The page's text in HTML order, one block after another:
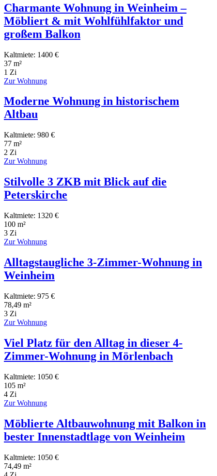
Charmante Wohnung in Weinheim –
Möbliert & mit Wohlfühlfaktor und
großem Balkon
Kaltmiete: 1400 €
37 m²
1 Zi
Zur Wohnung
Moderne Wohnung in historischem
Altbau
Kaltmiete: 980 €
77 m²
2 Zi
Zur Wohnung
Stilvolle 3 ZKB mit Blick auf die
Peterskirche
Kaltmiete: 1320 €
100 m²
3 Zi
Zur Wohnung
Alltagstaugliche 3-Zimmer-Wohnung in
Weinheim
Kaltmiete: 975 €
78,49 m²
3 Zi
Zur Wohnung
Viel Platz für den Alltag in dieser 4-
Zimmer-Wohnung in Mörlenbach
Kaltmiete: 1050 €
105 m²
4 Zi
Zur Wohnung
Möblierte Altbauwohnung mit Balkon in
bester Innenstadtlage von Weinheim
Kaltmiete: 1050 €
74,49 m²